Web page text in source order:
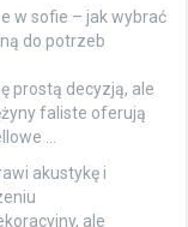
w sofie – jak wybrać
do potrzeb
prostą decyzją, ale
faliste oferują
…
akustykę i
ale